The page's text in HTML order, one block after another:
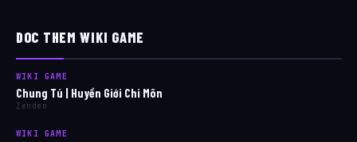
DOC THEM WIKI GAME
WIKI GAME
Chung Tú | Huyền Giới Chi Môn
Zenden
WIKI GAME